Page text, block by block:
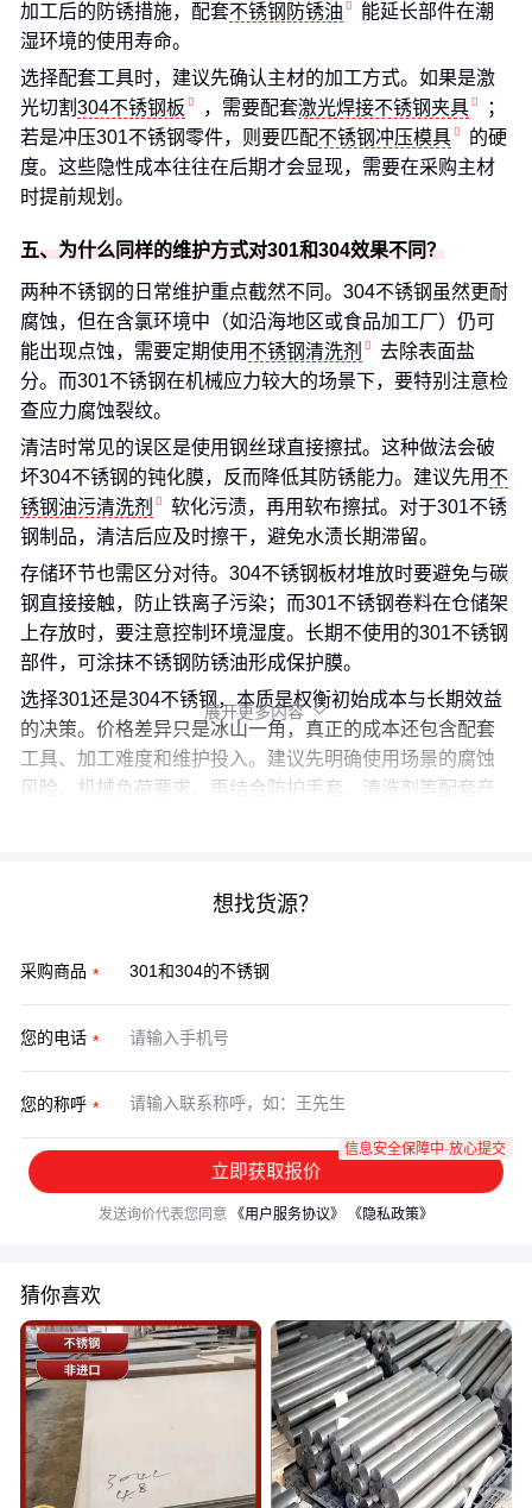
加工后的防锈措施，配套不锈钢防锈油
能延长部件在潮
湿环境的使用寿命。
选择配套工具时，建议先确认主材的加工方式。如果是激
光切割 304不锈钢板 ，需要配套激光焊接不锈钢夹具
；
若是冲压301不锈钢零件，则要匹配不锈钢冲压模具
的硬
度。这些隐性成本往往在后期才会显现，需要在采购主材
时提前规划。
五、为什么同样的维护方式对301和304效果不同？
两种不锈钢的日常维护重点截然不同。304不锈钢虽然更耐
腐蚀，但在含氯环境中（如沿海地区或食品加工厂）仍可
能出现点蚀，需要定期使用 不锈钢清洗剂
去除表面盐
分。而301不锈钢在机械应力较大的场景下，要特别注意检
查应力腐蚀裂纹。
清洁时常见的误区是使用钢丝球直接擦拭。这种做法会破
坏304不锈钢的钝化膜，反而降低其防锈能力。建议先用 不
锈钢油污清洗剂
软化污渍，再用软布擦拭。对于301不锈
钢制品，清洁后应及时擦干，避免水渍长期滞留。
存储环节也需区分对待。304不锈钢板材堆放时要避免与碳
钢直接接触，防止铁离子污染；而301不锈钢卷料在仓储架
上存放时，要注意控制环境湿度。长期不使用的301不锈钢
部件，可涂抹不锈钢防锈油形成保护膜。
选择301还是304不锈钢，本质是权衡初始成本与长期效益
的决策。价格差异只是冰山一角，真正的成本还包含配套
工具、加工难度和维护投入。建议先明确使用场景的腐蚀
风险、机械负荷要求，再结合防护手套、清洗剂等配套产
展开更多内容 
想找货源？
采购商品
您的电话
您的称呼
立即获取报价
信息安全保障中·放心提交
发送询价代表您同意 《用户服务协议》 《隐私政策》
猜你喜欢